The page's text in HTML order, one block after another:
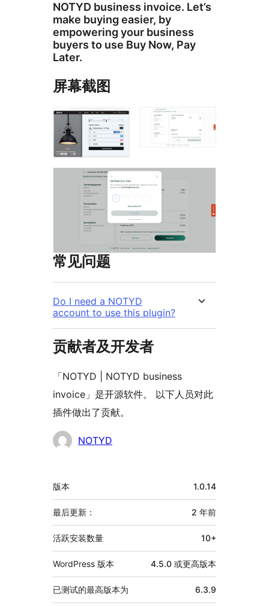
NOTYD business invoice. Let’s
make buying easier, by
empowering your business
buyers to use Buy Now, Pay
Later.
屏幕截图
常见问题
Do I need a NOTYD
account to use this plugin?
贡献者及开发者
「NOTYD | NOTYD business
invoice」是开源软件。 以下人员对此
插件做出了贡献。
贡
NOTYD
额
外
信
息
版本 1.0.14
最后更新： 2 年前
活跃安装数量 10+
WordPress 版本 4.5.0 或更高版本
已测试的最高版本为 6.3.9